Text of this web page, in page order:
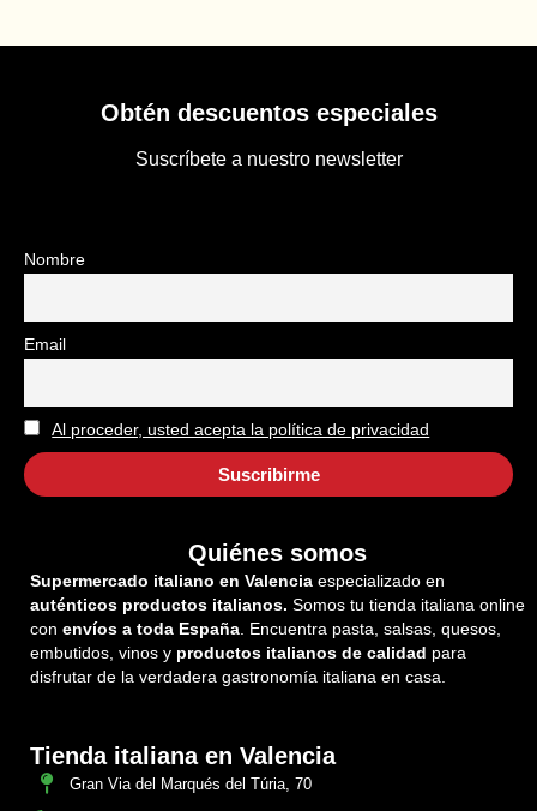
Obtén descuentos especiales
Suscríbete a nuestro newsletter
Nombre
Email
Al proceder, usted acepta la política de privacidad
Quiénes somos
Supermercado italiano en Valencia especializado en
auténticos productos italianos. Somos tu tienda italiana online
con envíos a toda España. Encuentra pasta, salsas, quesos,
embutidos, vinos y productos italianos de calidad para
disfrutar de la verdadera gastronomía italiana en casa.
Tienda italiana en Valencia
Gran Via del Marqués del Túria, 70